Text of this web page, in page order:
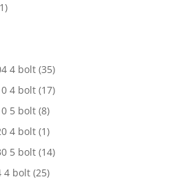
4 bolt (35)
4 bolt (17)
5 bolt (8)
4 bolt (1)
5 bolt (14)
4 bolt (25)